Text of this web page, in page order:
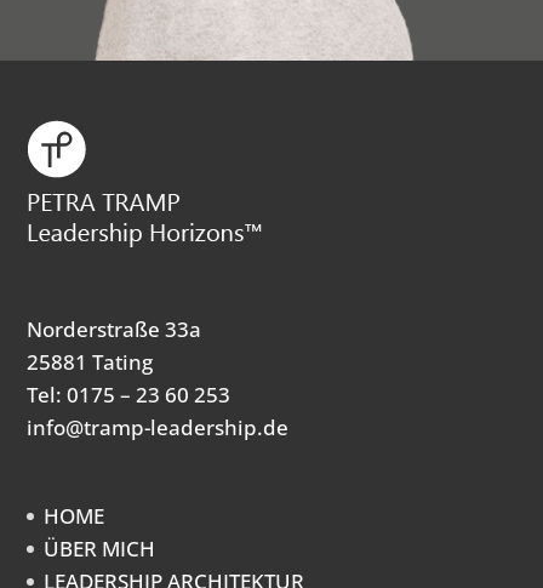
Norderstraße 33a
25881 Tating
Tel: 0175 – 23 60 253
info@tramp-leadership.de
HOME
ÜBER MICH
LEADERSHIP ARCHITEKTUR